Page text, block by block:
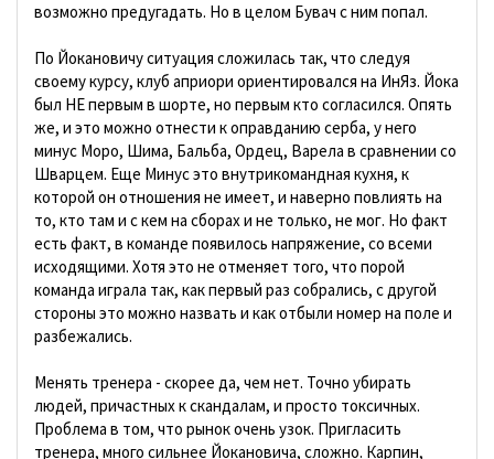
возможно предугадать. Но в целом Бувач с ним попал.
По Йокановичу ситуация сложилась так, что следуя
своему курсу, клуб априори ориентировался на ИнЯз. Йока
был НЕ первым в шорте, но первым кто согласился. Опять
же, и это можно отнести к оправданию серба, у него
минус Моро, Шима, Бальба, Ордец, Варела в сравнении со
Шварцем. Еще Минус это внутрикомандная кухня, к
которой он отношения не имеет, и наверно повлиять на
то, кто там и с кем на сборах и не только, не мог. Но факт
есть факт, в команде появилось напряжение, со всеми
исходящими. Хотя это не отменяет того, что порой
команда играла так, как первый раз собрались, с другой
стороны это можно назвать и как отбыли номер на поле и
разбежались.
Менять тренера - скорее да, чем нет. Точно убирать
людей, причастных к скандалам, и просто токсичных.
Проблема в том, что рынок очень узок. Пригласить
тренера, много сильнее Йокановича, сложно. Карпин,